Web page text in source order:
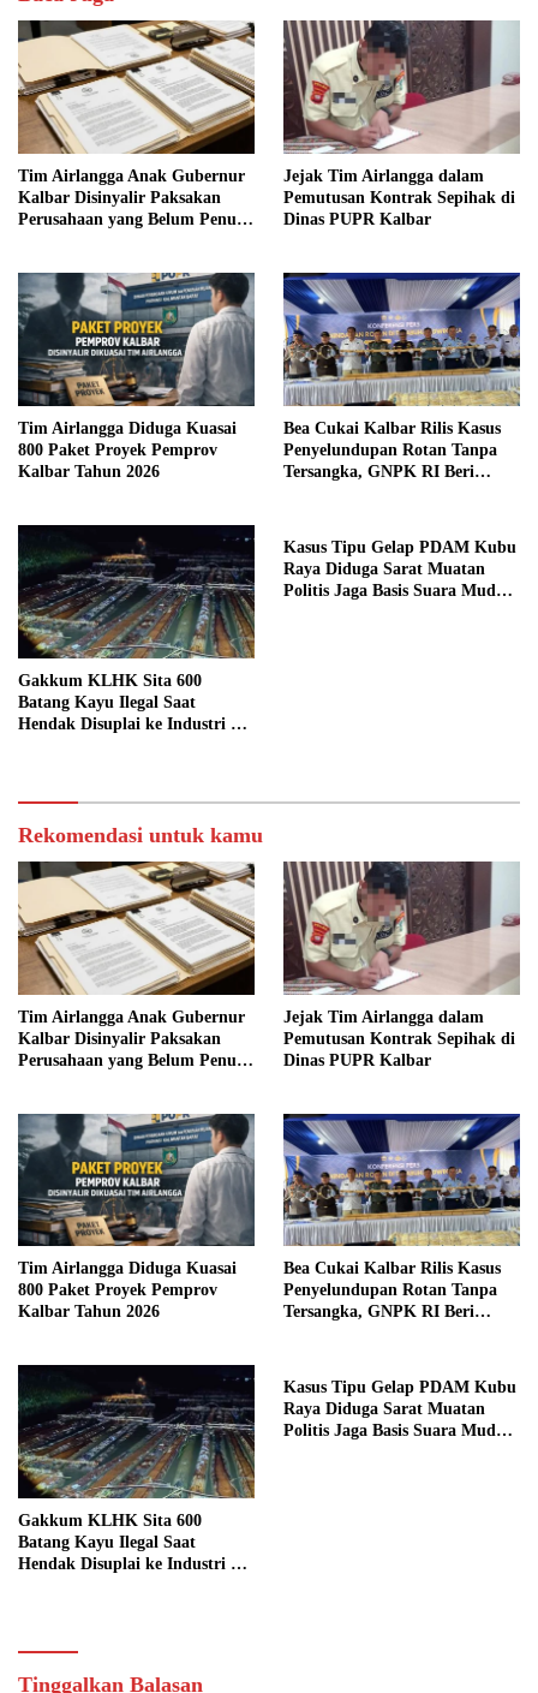
Tim Airlangga Anak Gubernur
Kalbar Disinyalir Paksakan
Perusahaan yang Belum Penuhi
Jejak Tim Airlangga dalam
Pemutusan Kontrak Sepihak di
Dinas PUPR Kalbar
Tim Airlangga Diduga Kuasai
800 Paket Proyek Pemprov
Kalbar Tahun 2026
Bea Cukai Kalbar Rilis Kasus
Penyelundupan Rotan Tanpa
Tersangka, GNPK RI Beri
Gakkum KLHK Sita 600
Batang Kayu Ilegal Saat
Hendak Disuplai ke Industri di
Kasus Tipu Gelap PDAM Kubu
Raya Diduga Sarat Muatan
Politis Jaga Basis Suara Muda
Rekomendasi untuk kamu
Tim Airlangga Anak Gubernur
Kalbar Disinyalir Paksakan
Perusahaan yang Belum Penuhi
Jejak Tim Airlangga dalam
Pemutusan Kontrak Sepihak di
Dinas PUPR Kalbar
Tim Airlangga Diduga Kuasai
800 Paket Proyek Pemprov
Kalbar Tahun 2026
Bea Cukai Kalbar Rilis Kasus
Penyelundupan Rotan Tanpa
Tersangka, GNPK RI Beri
Gakkum KLHK Sita 600
Batang Kayu Ilegal Saat
Hendak Disuplai ke Industri di
Kasus Tipu Gelap PDAM Kubu
Raya Diduga Sarat Muatan
Politis Jaga Basis Suara Muda
Tinggalkan Balasan